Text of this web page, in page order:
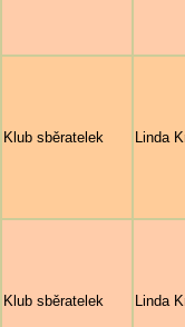
Klub sběratelek Linda
Klub sběratelek Linda